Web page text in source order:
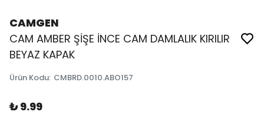
CAMGEN
CAM AMBER ŞİŞE İNCE CAM DAMLALIK KIRILIR
BEYAZ KAPAK
Ürün Kodu: CMBRD.0010.ABO157
₺ 9.99